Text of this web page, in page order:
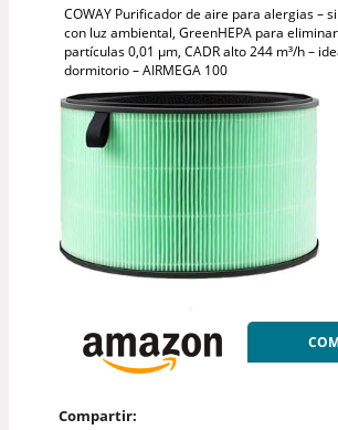
COWAY Purificador de aire para alergias –
con luz ambiental, GreenHEPA para
partículas 0,01 µm, CADR alto 244 m³/h –
dormitorio – AIRMEGA 100
Compartir: